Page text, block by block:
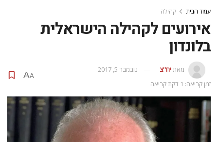
עמוד הבית קהילה
אירועים לקהילה הישראלית
בלונדון
מאתיח''צ
נובמבר 5, 2017
זמן קריאה: 1 דקת קריאה
A
A